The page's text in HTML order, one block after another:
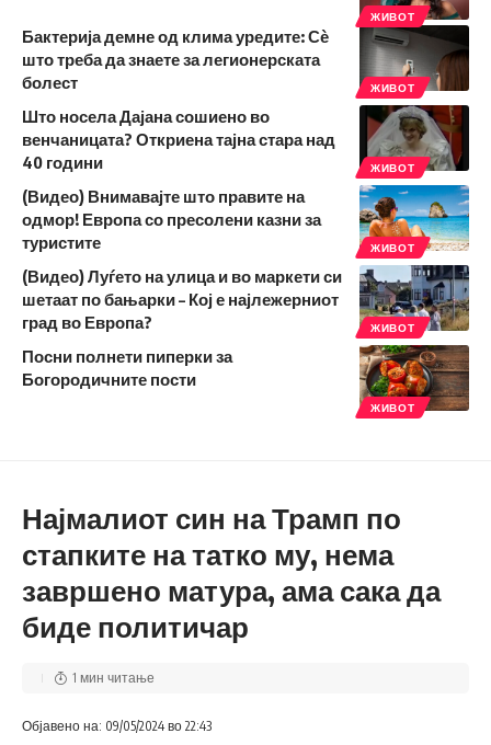
ЖИВОТ
ЖИВОТ
Бактерија демне од клима уредите: Сѐ
што треба да знаете за легионерската
болест
ЖИВОТ
Што носела Дајана сошиено во
венчаницата? Откриена тајна стара над
40 години
ЖИВОТ
(Видео) Внимавајте што правите на
одмор! Европа со пресолени казни за
туристите
ЖИВОТ
(Видео) Луѓето на улица и во маркети си
шетаат по бањарки – Кој е најлежерниот
град во Европа?
ЖИВОТ
Посни полнети пиперки за
Богородичните пости
Најмалиот син на Трамп по
стапките на татко му, нема
завршено матура, ама сака да
биде политичар
Објавено на: 09/05/2024 во 22:43
1 мин читање